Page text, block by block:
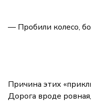
— Пробили колесо,
Причина этих
Дорога вроде